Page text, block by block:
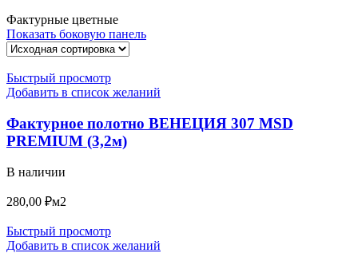
Фактурные цветные
Показать боковую панель
Быстрый просмотр
Добавить в список желаний
Фактурное полотно ВЕНЕЦИЯ 307 MSD
PREMIUM (3,2м)
В наличии
280,00 ₽м2
Быстрый просмотр
Добавить в список желаний